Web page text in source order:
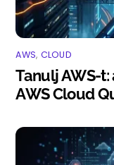
AWS, CLOUD
Tanulj AWS-
AWS Cloud